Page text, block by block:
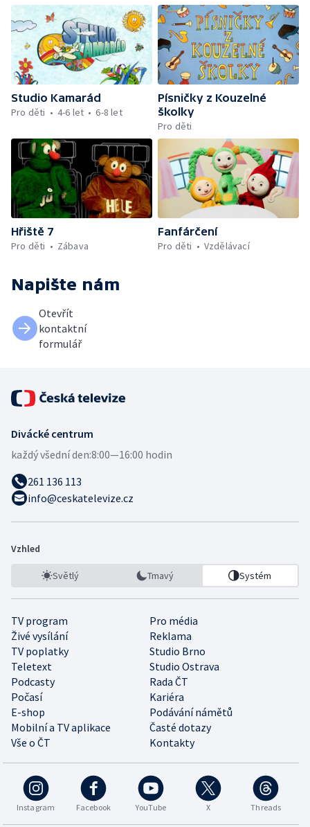
Studio Kamarád
Pro děti
4-6 let 6-8 let
Písničky z Kouzelné
školky
Pro děti
Hřiště 7
Pro děti
Zábava
Fanfárčení
Pro děti
Vzdělávací
Napište nám
Otevřít
kontaktní
formulář
Divácké centrum
každý všední den:8:00—16:00 hodin
261 136 113
info@ceskatelevize.cz
Vzhled
Světlý Tmavý Systém
TV program
Pro média
Živé vysílání
Reklama
TV poplatky
Studio Brno
Teletext
Studio Ostrava
Podcasty
Rada ČT
Počasí
Kariéra
E-shop
Podávání námětů
Mobilní a TV aplikace
Časté dotazy
Vše o ČT
Kontakty
Instagram Facebook YouTube X Threads